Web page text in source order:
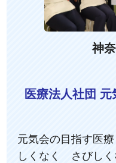
神
医療法人社団
元気会の目指す医
しくなく さびし